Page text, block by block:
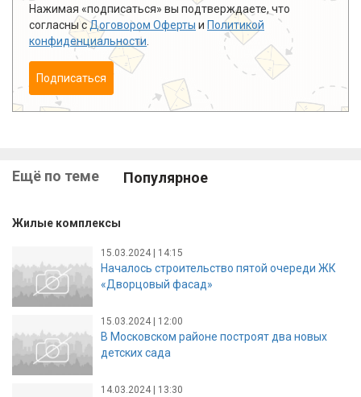
Нажимая «подписаться» вы подтверждаете, что
согласны сДоговором Оферты и Политикой
конфиденциальности
Подписаться
Ещё по теме Популярное
Жилые комплексы
15.03.2024 | 14:15
Началось строительство пятой очереди ЖК
«Дворцовый фасад»
15.03.2024 | 12:00
В Московском районе построят два новых
детских сада
14.03.2024 | 13:30